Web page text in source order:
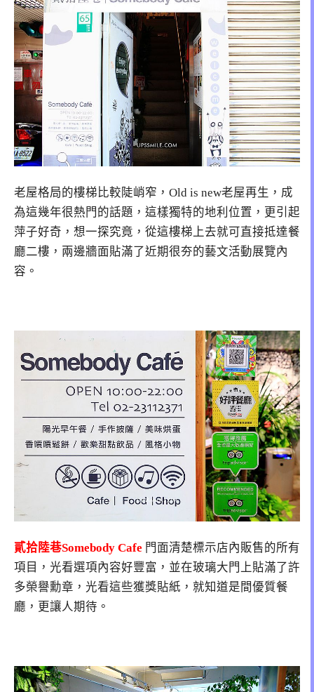
老屋格局的樓梯比較陡峭窄，Old is new老屋再生，成
為這幾年很熱門的話題，這樣獨特的地利位置，更引起
萍子好奇，想一探究竟，從這樓梯上去就可直接抵達餐
廳二樓，兩邊牆面貼滿了近期很夯的藝文活動展覽內
容。
貳拾陸巷Somebody Cafe 門面清楚標示店內販售的所有
項目，光看選項內容好豐富，並在玻璃大門上貼滿了許
多榮譽勳章，光看這些獲獎貼紙，就知道是間優質餐
廳，更讓人期待。